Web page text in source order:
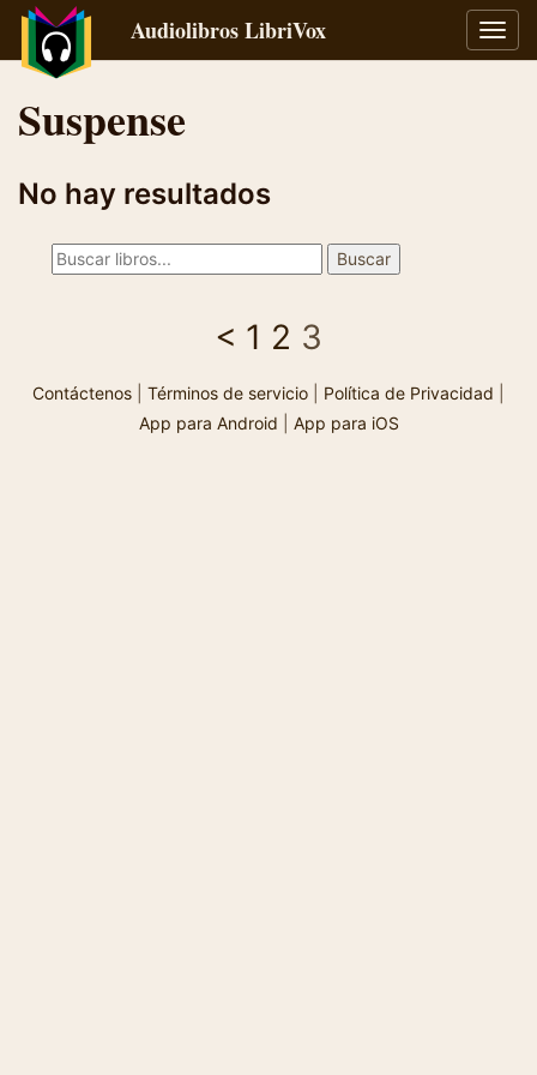
Audiolibros LibriVox
Suspense
No hay resultados
< 1 2 3
Contáctenos Términos de servicio Política de Privacidad
App para Android
App para iOS